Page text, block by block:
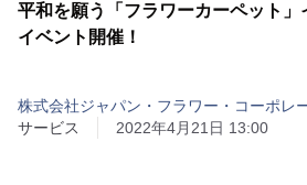
平和を願う「フラワーカーペット
イベント開催！
株式会社ジャパン・フラワー・コーポレ
サービス
2022年4月21日 13:00